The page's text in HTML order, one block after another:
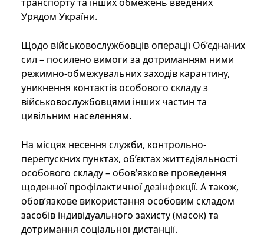
Урядом України.
Щодо військовослужбовців операції Об’єднаних
сил – посилено вимоги за дотриманням ними
режимно-обмежувальних заходів карантину,
уникнення контактів особового складу з
військовослужбовцями інших частин та
цивільним населенням.
На місцях несення служби, контрольно-
перепускних пунктах, об’єктах життєдіяльності
особового складу – обов’язкове проведення
щоденної профілактичної дезінфекції. А також,
обов’язкове використання особовим складом
засобів індивідуального захисту (масок) та
дотримання соціальної дистанції.